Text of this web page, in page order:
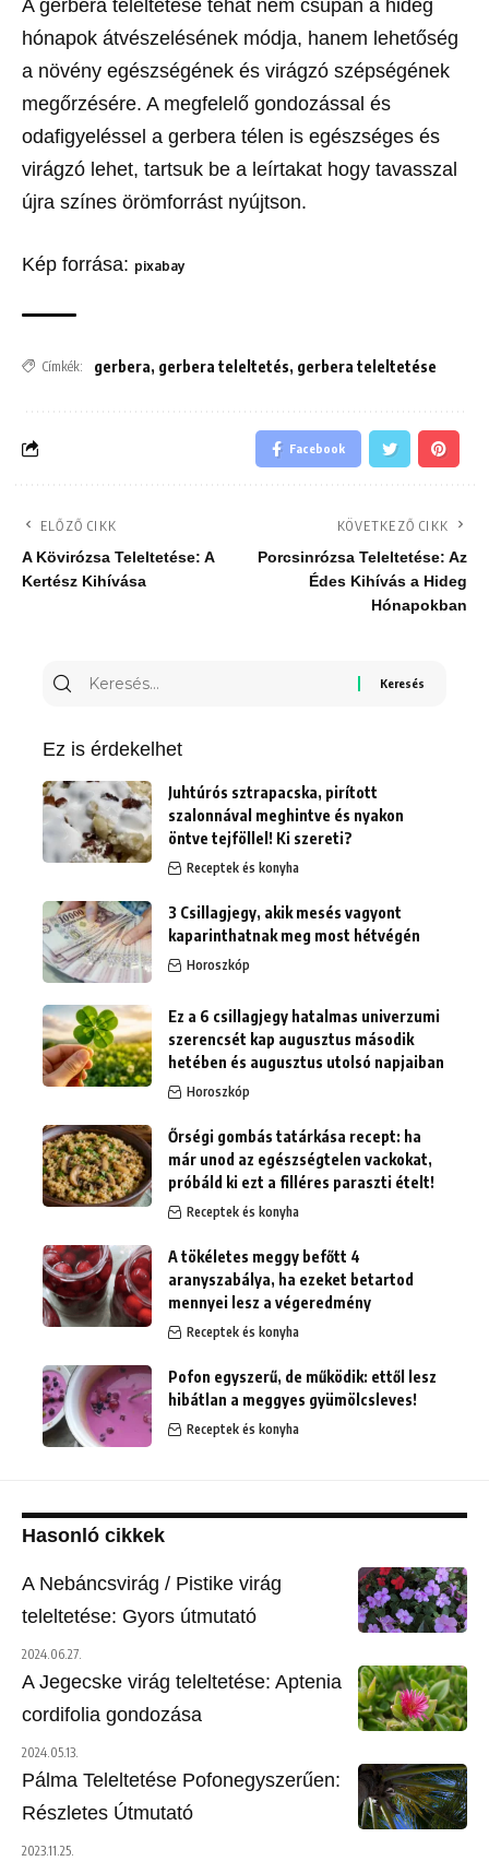
A gerbera teleltetése tehát nem csupán a hideg
hónapok átvészelésének módja, hanem lehetőség
a növény egészségének és virágzó szépségének
megőrzésére. A megfelelő gondozással és
odafigyeléssel a gerbera télen is egészséges és
virágzó lehet, tartsuk be a leírtakat hogy tavasszal
újra színes örömforrást nyújtson.
Kép forrása: pixabay
Címkék: gerbera, gerbera teleltetés, gerbera teleltetése
Facebook
ELŐZŐ CIKK
A Kövirózsa Teleltetése: A
Kertész Kihívása
KÖVETKEZŐ CIKK
Porcsinrózsa Teleltetése: Az
Édes Kihívás a Hideg
Hónapokban
Keresés
Ez is érdekelhet
Juhtúrós sztrapacska, pirított
szalonnával meghintve és nyakon
öntve tejföllel! Ki szereti?
Receptek és konyha
3 Csillagjegy, akik mesés vagyont
kaparinthatnak meg most hétvégén
Horoszkóp
Ez a 6 csillagjegy hatalmas univerzumi
szerencsét kap augusztus második
hetében és augusztus utolsó napjaiban
Horoszkóp
Őrségi gombás tatárkása recept: ha
már unod az egészségtelen vackokat,
próbáld ki ezt a filléres paraszti ételt!
Receptek és konyha
A tökéletes meggy befőtt 4
aranyszabálya, ha ezeket betartod
mennyei lesz a végeredmény
Receptek és konyha
Pofon egyszerű, de működik: ettől lesz
hibátlan a meggyes gyümölcsleves!
Receptek és konyha
Hasonló cikkek
A Nebáncsvirág / Pistike virág
teleltetése: Gyors útmutató
2024.06.27.
A Jegecske virág teleltetése: Aptenia
cordifolia gondozása
2024.05.13.
Pálma Teleltetése Pofonegyszerűen:
Részletes Útmutató
2023.11.25.